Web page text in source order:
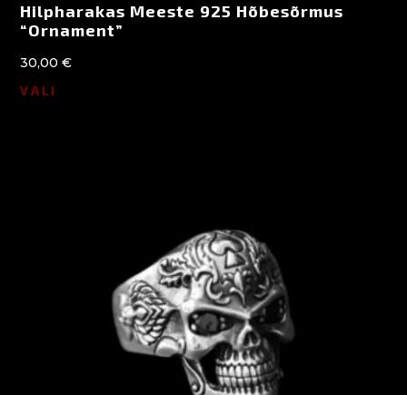
Hilpharakas Meeste 925 Hõbesõrmus
“Ornament”
30,00€
VALI